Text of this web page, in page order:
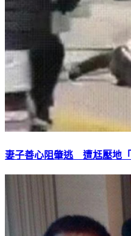
妻子善心阻肇逃 遭尪壓地